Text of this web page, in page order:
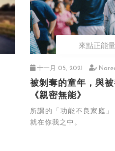
來點正能量
十一月 05, 2021
被剝奪的童年，與
《親密無能》
所謂的「功能不良家庭
就在你我之中。